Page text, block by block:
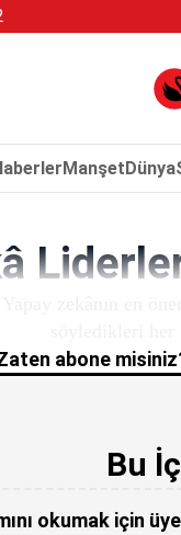
ManşetDünya
abone
Bu
okumak için